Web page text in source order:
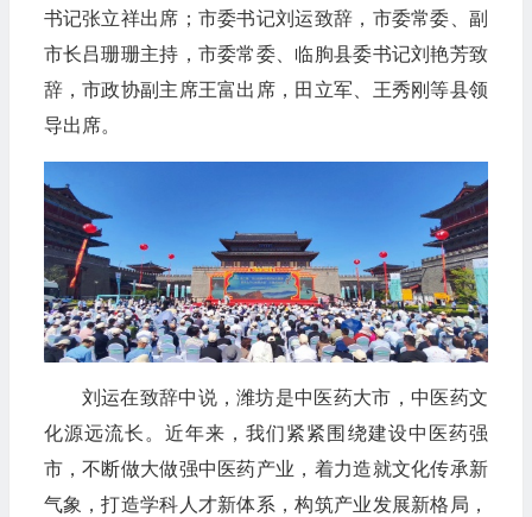
书记张立祥出席；市委书记刘运致辞，市委常委、副
市长吕珊珊主持，市委常委、临朐县委书记刘艳芳致
辞，市政协副主席王富出席，田立军、王秀刚等县领
导出席。
刘运在致辞中说，潍坊是中医药大市，中医药文
化源远流长。近年来，我们紧紧围绕建设中医药强
市，不断做大做强中医药产业，着力造就文化传承新
气象，打造学科人才新体系，构筑产业发展新格局，